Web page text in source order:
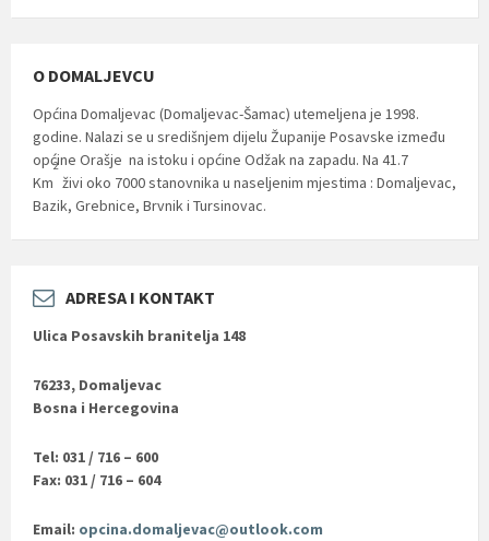
O DOMALJEVCU
Općina Domaljevac (Domaljevac-Šamac) utemeljena je 1998.
godine. Nalazi se u središnjem dijelu Županije Posavske između
općine Orašje na istoku i općine Odžak na zapadu. Na 41.7
Km
2
živi oko 7000 stanovnika u naseljenim mjestima : Domaljevac,
Bazik, Grebnice, Brvnik i Tursinovac.
ADRESA I KONTAKT
Ulica Posavskih branitelja 148
76233, Domaljevac
Bosna i Hercegovina
Tel: 031 / 716 – 600
Fax: 031 / 716 – 604
Email: opcina.domaljevac@outlook.com